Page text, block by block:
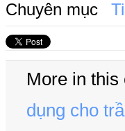
Chuyên mục
More in this
dụng cho